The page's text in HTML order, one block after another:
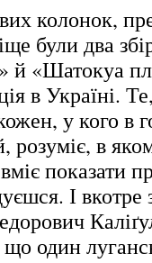
колонок,
були два
й «Шатокуа
в Україні.
у кого в
розуміє, в
показати
І
один